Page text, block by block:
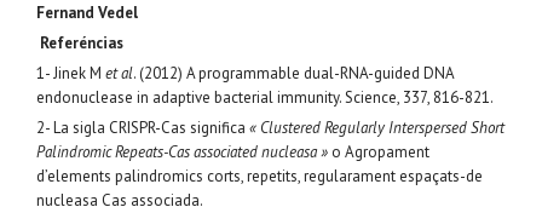
Fernand Vedel
Referéncias
1- Jinek M et al. (2012) A programmable dual-RNA-guided DNA
endonuclease in adaptive bacterial immunity. Science, 337, 816-821.
2- La sigla CRISPR-Cas significa « Clustered Regularly Interspersed Short
Palindromic Repeats-Cas associated nucleasa » o Agropament
d’elements palindromics corts, repetits, regularament espaçats-de
nucleasa Cas associada.